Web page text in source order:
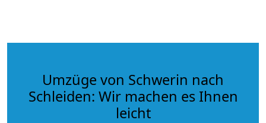
Umzüge von Schwerin nach
Schleiden: Wir machen es Ihnen
leicht